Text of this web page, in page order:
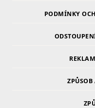
PODMÍNKY
ZPŮSOB